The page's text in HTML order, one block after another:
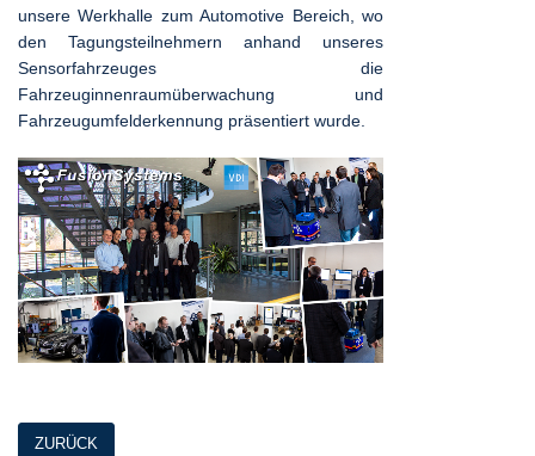
unsere Werkhalle zum Automotive Bereich, wo
den Tagungsteilnehmern anhand unseres
Sensorfahrzeuges die
Fahrzeuginnenraumüberwachung und
Fahrzeugumfelderkennung präsentiert wurde.
ZURÜCK